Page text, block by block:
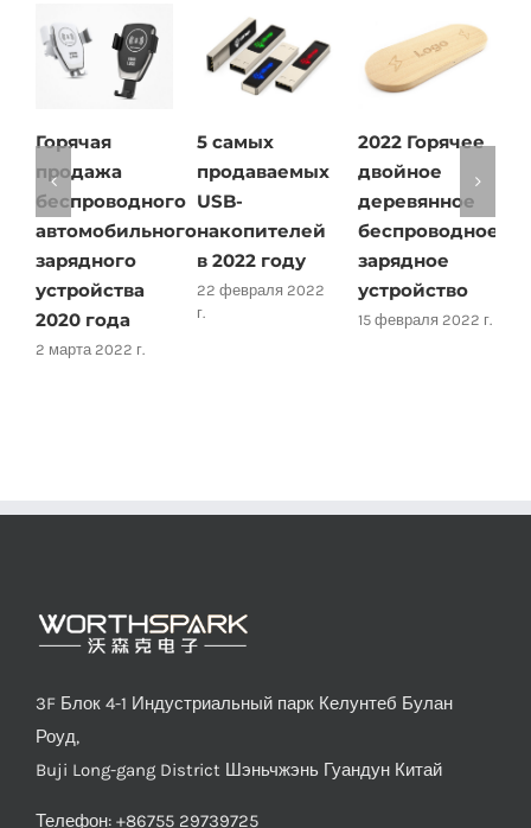
Горячая
продажа
беспроводного
автомобильного
зарядного
устройства
2020 года
2 марта 2022 г.
5 самых
продаваемых
USB-
накопителей
в 2022 году
22 февраля 2022
2022 Горячее
двойное
деревянное
беспроводное
зарядное
устройство
15 февраля 2022 г.
Как
3F Блок 4-1 Индустриальный парк Келунтеб Булан
Роуд,
Buji Long-gang District Шэньчжэнь Гуандун Китай
Телефон: +86755 29739725